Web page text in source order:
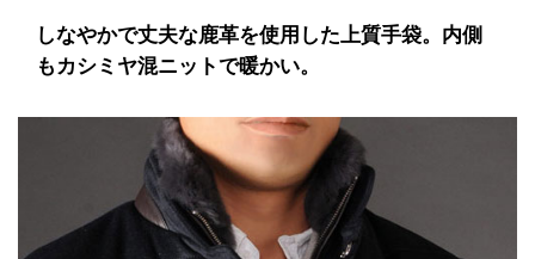
しなやかで丈夫な鹿革を使用した上質手袋。内側
もカシミヤ混ニットで暖かい。